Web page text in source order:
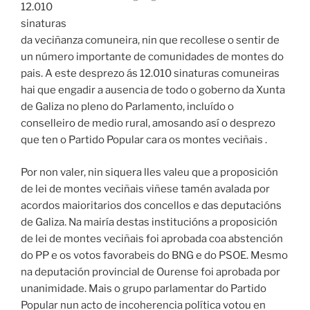
12.010
sinaturas
da veciñanza comuneira, nin que recollese o sentir de
un número importante de comunidades de montes do
pais. A este desprezo ás 12.010 sinaturas comuneiras
hai que engadir a ausencia de todo o goberno da Xunta
de Galiza no pleno do Parlamento, incluído o
conselleiro de medio rural, amosando así o desprezo
que ten o Partido Popular cara os montes veciñais .
Por non valer, nin siquera lles valeu que a proposición
de lei de montes veciñais viñese tamén avalada por
acordos maioritarios dos concellos e das deputacións
de Galiza. Na mairía destas institucións a proposición
de lei de montes veciñais foi aprobada coa abstención
do PP e os votos favorabeis do BNG e do PSOE. Mesmo
na deputación provincial de Ourense foi aprobada por
unanimidade. Mais o grupo parlamentar do Partido
Popular nun acto de incoherencia política votou en